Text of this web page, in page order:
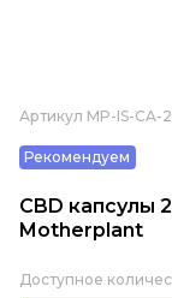
Артикул MP-IS-CA-
Рекомендуем
CBD капсулы
Motherplant
Доступное